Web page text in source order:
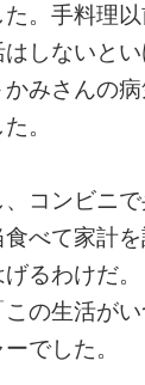
。手料理
しないと
みさんの
。
コンビニ
べて家計
るわけだ
の生活が
でした。